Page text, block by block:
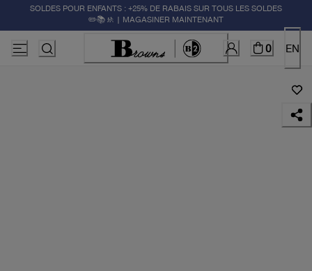
SOLDES POUR ENFANTS : +25% DE RABAIS SUR TOUS LES SOLDES
✏️📚🚸 | MAGASINER MAINTENANT
0 EN